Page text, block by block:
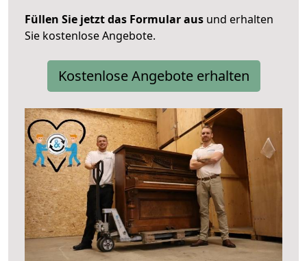
Füllen Sie jetzt das Formular aus und erhalten
Sie kostenlose Angebote.
Kostenlose Angebote erhalten